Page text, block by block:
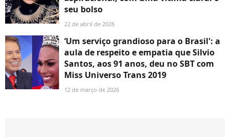
seu bolso
22 de abril de 2026
‘Um serviço grandioso para o Brasil': a
aula de respeito e empatia que Silvio
Santos, aos 91 anos, deu no SBT com
Miss Universo Trans 2019
12 de março de 2026